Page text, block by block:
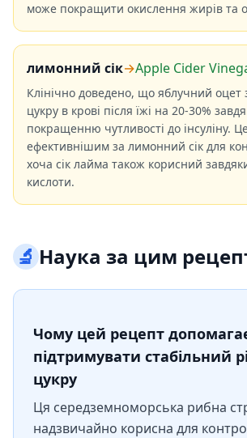
може покращити окислення жирів та
лимонний сік→Apple Cider
Клінічно доведено, що яблучний оцет
цукру в крові після їжі на 20-30%
покращенню чутливості до інсуліну.
ефективнішим за лимонний сік для
хоча сік лайма також корисний
кислоти.
🔬Наука за цим
Чому цей рецепт
підтримувати стабільний
цукру
Ця середземноморська рибна
надзвичайно корисна для